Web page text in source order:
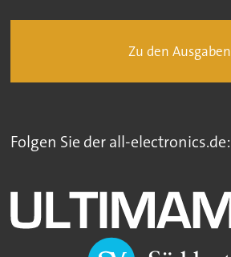
Zu den Ausgaben
Folgen Sie der all-electronics.de: